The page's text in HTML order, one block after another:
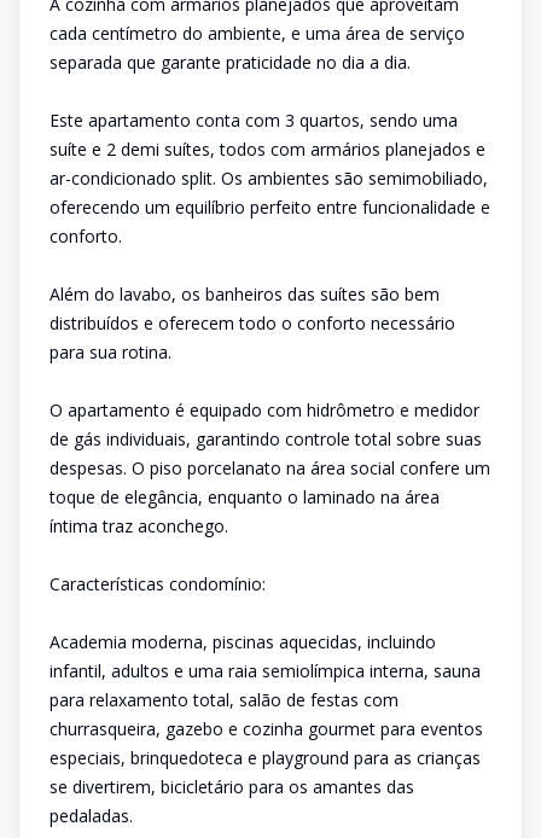
cada centímetro do ambiente, e uma área de serviço
separada que garante praticidade no dia a dia.
Este apartamento conta com 3 quartos, sendo uma
suíte e 2 demi suítes, todos com armários planejados e
ar-condicionado split. Os ambientes são semimobiliado,
oferecendo um equilíbrio perfeito entre funcionalidade e
conforto.
Além do lavabo, os banheiros das suítes são bem
distribuídos e oferecem todo o conforto necessário
para sua rotina.
O apartamento é equipado com hidrômetro e medidor
de gás individuais, garantindo controle total sobre suas
despesas. O piso porcelanato na área social confere um
toque de elegância, enquanto o laminado na área
íntima traz aconchego.
Características condomínio:
Academia moderna, piscinas aquecidas, incluindo
infantil, adultos e uma raia semiolímpica interna, sauna
para relaxamento total, salão de festas com
churrasqueira, gazebo e cozinha gourmet para eventos
especiais, brinquedoteca e playground para as crianças
se divertirem, bicicletário para os amantes das
pedaladas.